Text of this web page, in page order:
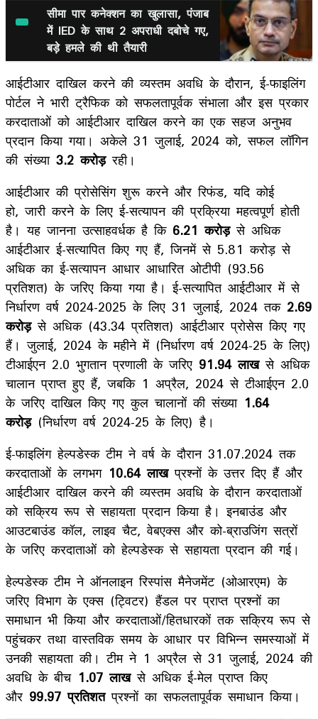
सीमा पार कनेक्शन का खुलासा, पंजाब
में IED के साथ 2 अपराधी दबोचे गए,
बड़े हमले की थी तैयारी
आईटीआर दाखिल करने की व्यस्तम अवधि के दौरान, ई-फाइलिंग
पोर्टल ने भारी ट्रैफिक को सफलतापूर्वक संभाला और इस प्रकार
करदाताओं को आईटीआर दाखिल करने का एक सहज अनुभव
प्रदान किया गया। अकेले 31 जुलाई, 2024 को, सफल लॉगिन
की संख्या 3.2 करोड़रही।
आईटीआर की प्रोसेसिंग शुरू करने और रिफंड, यदि कोई
हो, जारी करने के लिए ई-सत्यापन की प्रक्रिया महत्वपूर्ण होती
है। यह जानना उत्साहवर्धक है कि 6.21 करोड़से अधिक
आईटीआर ई-सत्यापित किए गए हैं, जिनमें से 5.81 करोड़ से
अधिक का ई-सत्यापन आधार आधारित ओटीपी (93.56
प्रतिशत) के जरिए किया गया है। ई-सत्यापित आईटीआर में से
निर्धारण वर्ष 2024-2025 के लिए 31 जुलाई, 2024 तक 2.69
करोड़से अधिक (43.34 प्रतिशत) आईटीआर प्रोसेस किए गए
हैं। जुलाई, 2024 के महीने में (निर्धारण वर्ष 2024-25 के लिए)
टीआईएन 2.0 भुगतान प्रणाली के जरिए 91.94 लाखसे अधिक
चालान प्राप्त हुए हैं, जबकि 1 अप्रैल, 2024 से टीआईएन 2.0
के जरिए दाखिल किए गए कुल चालानों की संख्या 1.64
करोड़(निर्धारण वर्ष 2024-25 के लिए) है।
ई-फाइलिंग हेल्पडेस्क टीम ने वर्ष के दौरान 31.07.2024 तक
करदाताओं के लगभग 10.64 लाखप्रश्नों के उत्तर दिए हैं और
आईटीआर दाखिल करने की व्यस्तम अवधि के दौरान करदाताओं
को सक्रिय रूप से सहायता प्रदान किया है। इनबाउंड और
आउटबाउंड कॉल, लाइव चैट, वेबएक्स और को-ब्राउजिंग सत्रों
के जरिए करदाताओं को हेल्पडेस्क से सहायता प्रदान की गई।
हेल्पडेस्क टीम ने ऑनलाइन रिस्पांस मैनेजमेंट (ओआरएम) के
जरिए विभाग के एक्स (ट्विटर) हैंडल पर प्राप्त प्रश्नों का
समाधान भी किया और करदाताओं/हितधारकों तक सक्रिय रूप से
पहुंचकर तथा वास्तविक समय के आधार पर विभिन्न समस्याओं में
उनकी सहायता की। टीम ने 1 अप्रैल से 31 जुलाई, 2024 की
अवधि के बीच 1.07 लाखसे अधिक ई-मेल प्राप्त किए
और 99.97 प्रतिशतप्रश्नों का सफलतापूर्वक समाधान किया।